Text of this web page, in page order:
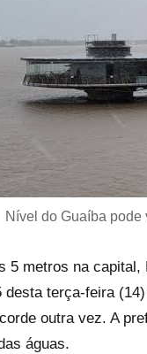
Nível do Guaíba pode
5 metros na
terça-feira
outra vez. A
águas.